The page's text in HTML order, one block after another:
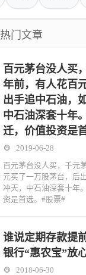
热门文章
百元茅台没人买
年前，有人花百
出手追中石油，
中石油深套十年
迁，价值投资是
2019-06-28
百元茅台没人买，千元
元买了一万股茅台，后
冲天，中石油深套十年
资是首选。#股票#
谁说定期存款提
银行“惠农宝”放
2018-06-30